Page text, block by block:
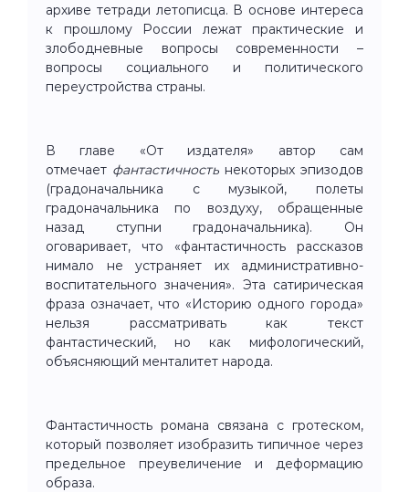
архиве тетради летописца. В основе интереса
к прошлому России лежат практические и
злободневные вопросы современности –
вопросы социального и политического
переустройства страны.
В главе «От издателя» автор сам
отмечает фантастичность некоторых эпизодов
(градоначальника с музыкой, полеты
градоначальника по воздуху, обращенные
назад ступни градоначальника). Он
оговаривает, что «фантастичность рассказов
нимало не устраняет их административно-
воспитательного значения». Эта сатирическая
фраза означает, что «Историю одного города»
нельзя рассматривать как текст
фантастический, но как мифологический,
объясняющий менталитет народа.
Фантастичность романа связана с гротеском,
который позволяет изобразить типичное через
предельное преувеличение и деформацию
образа.